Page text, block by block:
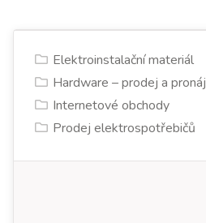
Elektroinstalační materiál
Hardware – prodej a
Internetové obchody
Prodej elektrospotřebičů